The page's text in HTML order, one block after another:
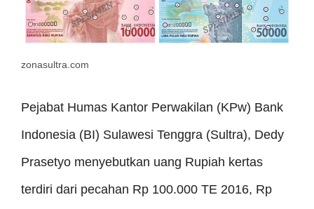
zonasultra.com
Pejabat Humas Kantor Perwakilan (KPw) Bank
Indonesia (BI) Sulawesi Tenggra (Sultra), Dedy
Prasetyo menyebutkan uang Rupiah kertas
terdiri dari pecahan Rp 100.000 TE 2016, Rp